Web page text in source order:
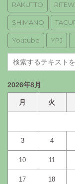
RAKUTTO
SHIMANO
Youtube YPJ
2026年8月
月 火
3 4
10 11
17 18